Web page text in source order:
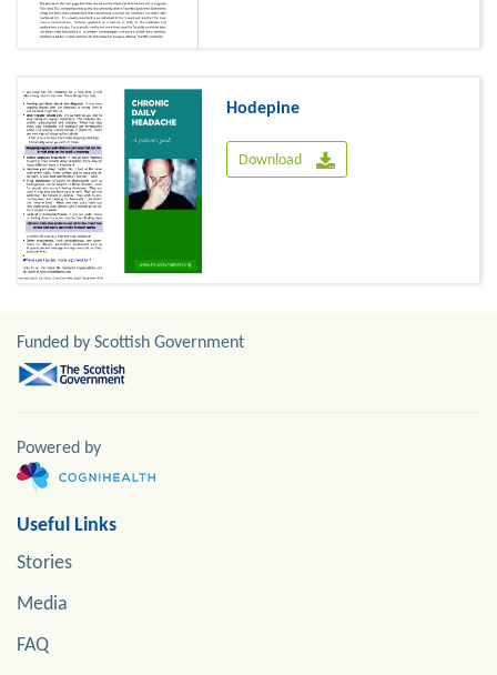
Hodepine
Download
Funded by Scottish Government
Powered by
Useful Links
Stories
Media
FAQ